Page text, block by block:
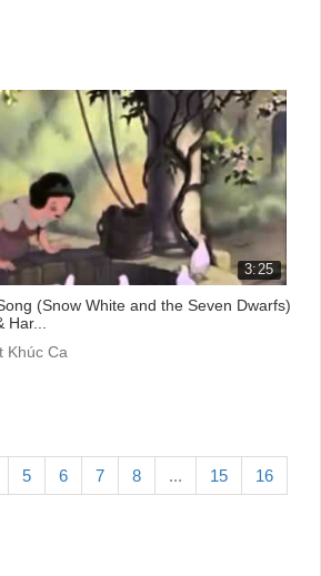
3:25
(Snow White and the Seven Dwarfs)
Khúc Ca
5 6 7 8 ... 15 16